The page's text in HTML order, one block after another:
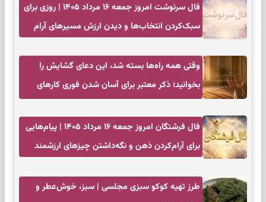
فال سرنوشت امروز جمعه ۱۶ مرداد ۱۴۰۵ | روزی برای
سبک‌کردن انتخاب‌ها و دیدن ارزش مسیرهای آرام
وقتی همه راه‌ها بسته شد، این دعای گشایش را
بخوانید؛ ذکر معتبر برای آسان شدن فوری کارهای
فال فرشتگان امروز جمعه ۱۶ مرداد ۱۴۰۵ | پیام‌هایی
برای آرام‌کردن ذهن و نگه‌داشتن چیزهای ارزشمند
طرز تهیه کوکو سبزی مجلسی | سبز، خوش‌عطر و